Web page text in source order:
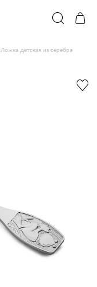
Ложка детская из серебра